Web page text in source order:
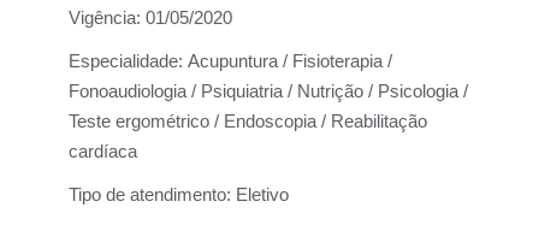
Vigência: 01/05/2020
Especialidade: Acupuntura / Fisioterapia /
Fonoaudiologia / Psiquiatria / Nutrição / Psicologia /
Teste ergométrico / Endoscopia / Reabilitação
cardíaca
Tipo de atendimento: Eletivo